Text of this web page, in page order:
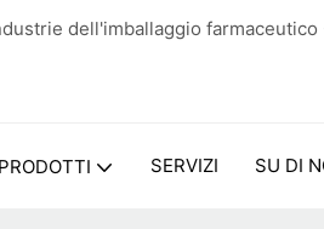
dell'imballaggio farmaceutico
PRODOTTI SERVIZI SU DI